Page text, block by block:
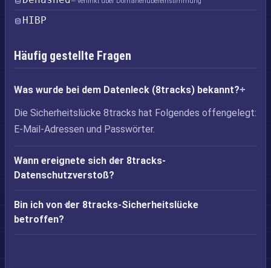
HIBP
Häufig gestellte Fragen
Was wurde bei dem Datenleck (8tracks) bekannt?
Die Sicherheitslücke 8tracks hat Folgendes offengelegt:
E-Mail-Adressen und Passwörter.
Wann ereignete sich der 8tracks-
Datenschutzverstoß?
Bin ich von der 8tracks-Sicherheitslücke
betroffen?